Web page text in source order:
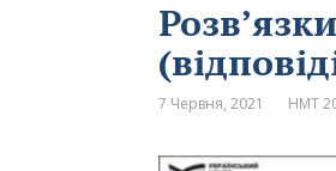
7 Червня, 2021 НМТ